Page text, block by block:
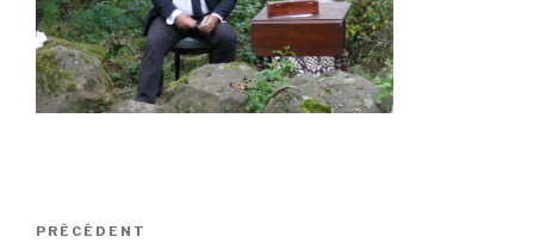
Navigation
Article
PRÉCÉDENT